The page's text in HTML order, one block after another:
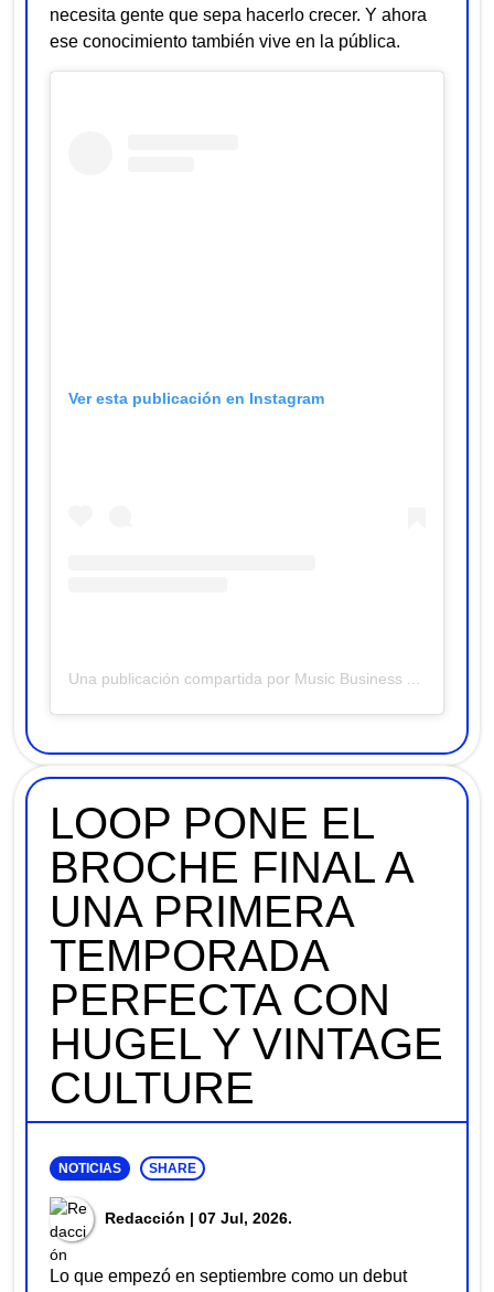
necesita gente que sepa hacerlo crecer. Y ahora
ese conocimiento también vive en la pública.
Ver esta publicación en Instagram
LOOP PONE EL
BROCHE FINAL A
UNA PRIMERA
TEMPORADA
PERFECTA CON
HUGEL Y VINTAGE
CULTURE
NOTICIAS SHARE
Redacción | 07 Jul, 2026.
Lo que empezó en septiembre como un debut